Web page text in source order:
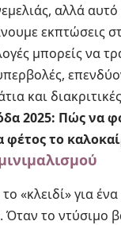
αλλά
εκπτώσεις
μπορείς να
και
2025: Πώς να
φέτος το
«κλειδί» για
Όταν το ντύσιμο